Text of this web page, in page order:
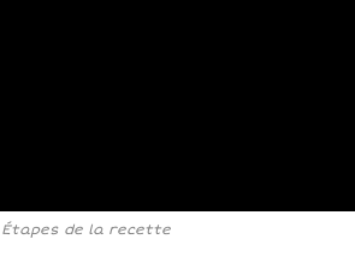
Étapes de la recette